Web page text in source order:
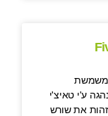
המשמשת
ע'י טאיצ'י
את שורש